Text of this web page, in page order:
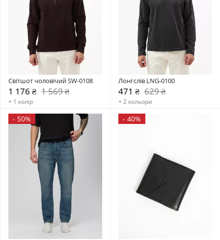
Світшот чоловічий SW-0108
1 176 ₴ 1 569 ₴
+ 1 колір
Лонгслів LNG-0100
471 ₴ 629 ₴
+ 2 кольори
- 50% - 40%